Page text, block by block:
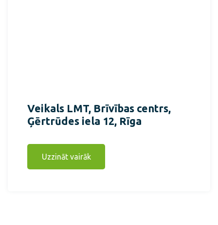
Veikals LMT, Brīvības centrs,
Ģērtrūdes iela 12, Rīga
Uzzināt vairāk